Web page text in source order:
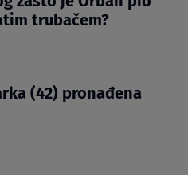
trubačem?
(42) pronađena